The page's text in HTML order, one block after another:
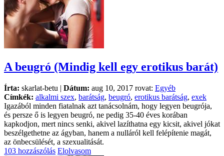
A beugró (Mindig kell egy erotikus barát)
Írta: skarlat-betu | Dátum: aug 10, 2017 rovat: Egyéb
Címkék: alkalmi szex, barátság, beugró, erotikus barátság, exek
Igazából minden fiatalnak azt tanácsolnám, hogy legyen beugrója,
és persze ő is legyen beugró, ne pedig 35-40 éves korában
kapkodjon, mert nincs senki, akivel lazíthatna egy kicsit, akivel jókat
beszélgethetne az ágyban, hanem a nulláról kell felépítenie magát,
az önbecsülését, a szexualitását.
103 hozzászólás Elolvasom